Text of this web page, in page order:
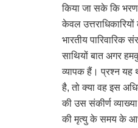
किया जा सके कि
केवल
भारतीय पारिवारिक
साथियों बात अगर
व्यापक हैं। प्रश्न यह
है, तो क्या वह इस
की उस संकीर्ण
की मृत्यु के समय के